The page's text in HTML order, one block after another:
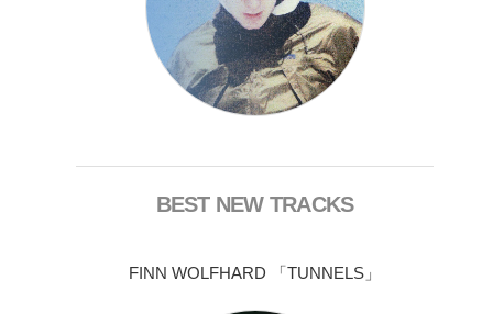
BEST NEW TRACKS
FINN WOLFHARD 「TUNNELS」